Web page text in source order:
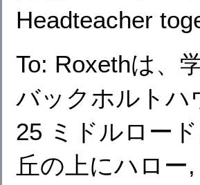
Headteacher
To: Roxethは、
バックホルトハ
25 ミドルロー
丘の上にハロー,